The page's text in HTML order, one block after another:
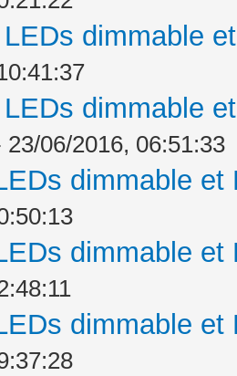
dimmable
dimmable
23/06/2016, 06:51:33
dimmable
dimmable
dimmable